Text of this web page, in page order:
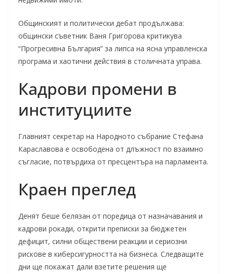
Общинският и политически дебат продължава:
общински съветник Ваня Григорова критикува
“Прогресивна България” за липса на ясна управленска
програма и хаотични действия в столичната управа.
Кадрови промени в
институциите
Главният секретар на Народното събрание Стефана
Караславова е освободена от длъжност по взаимно
съгласие, потвърдиха от пресцентъра на парламента.
Краен преглед
Денят беше белязан от поредица от назначавания и
кадрови рокади, открити преписки за бюджетен
дефицит, силни обществени реакции и сериозни
рискове в киберсигурността на бизнеса. Следващите
дни ще покажат дали взетите решения ще